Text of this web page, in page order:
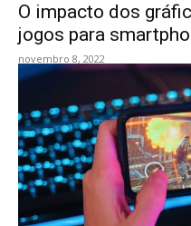
O impacto dos
jogos para
novembro 8, 2022